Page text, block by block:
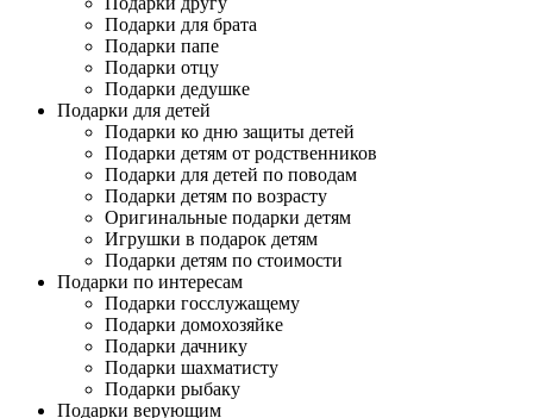
Подарки для брата
Подарки папе
Подарки отцу
Подарки дедушке
Подарки для детей
Подарки ко дню защиты детей
Подарки детям от родственников
Подарки для детей по поводам
Подарки детям по возрасту
Оригинальные подарки детям
Игрушки в подарок детям
Подарки детям по стоимости
Подарки по интересам
Подарки госслужащему
Подарки домохозяйке
Подарки дачнику
Подарки шахматисту
Подарки рыбаку
Подарки верующим